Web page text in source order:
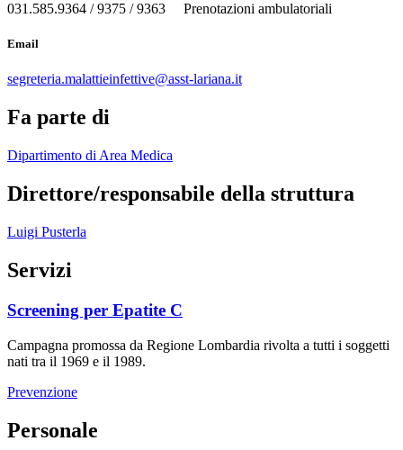
031.585.9364 / 9375 / 9363 Prenotazioni ambulatoriali
Email
segreteria.malattieinfettive@asst-lariana.it
Fa parte di
Dipartimento di Area Medica
Direttore/responsabile della struttura
Luigi Pusterla
Servizi
Screening per Epatite C
Campagna promossa da Regione Lombardia rivolta a tutti i soggetti
nati tra il 1969 e il 1989.
Prevenzione
Personale